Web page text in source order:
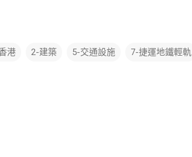
港 2-建築 5-交通設施 7-捷運地鐵輕軌